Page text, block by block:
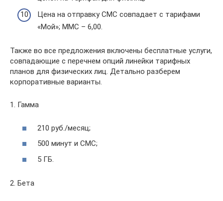
Цена на отправку СМС совпадает с тарифами
«Мой»; ММС – 6,00.
Также во все предложения включены бесплатные услуги,
совпадающие с перечнем опций линейки тарифных
планов для физических лиц. Детально разберем
корпоративные варианты.
1. Гамма
210 руб./месяц;
500 минут и СМС;
5 ГБ.
2. Бета